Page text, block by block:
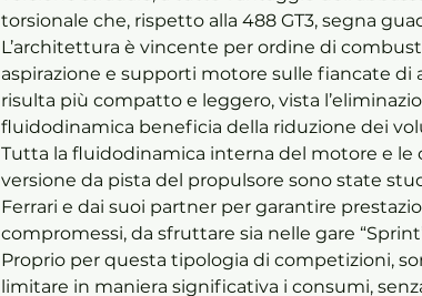
torsionale che, rispetto alla 488 GT3, segna
L’architettura è vincente per ordine di
aspirazione e supporti motore sulle fiancate di
risulta più compatto e leggero, vista
fluidodinamica beneficia della riduzione dei
Tutta la fluidodinamica interna del motore e
versione da pista del propulsore sono state
Ferrari e dai suoi partner per garantire
compromessi, da sfruttare sia nelle gare
Proprio per questa tipologia di competizioni,
limitare in maniera significativa i consumi,